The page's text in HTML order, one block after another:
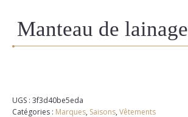
Manteau de lainage
UGS : 3f3d40be5eda
Catégories : Marques, Saisons, Vêtements